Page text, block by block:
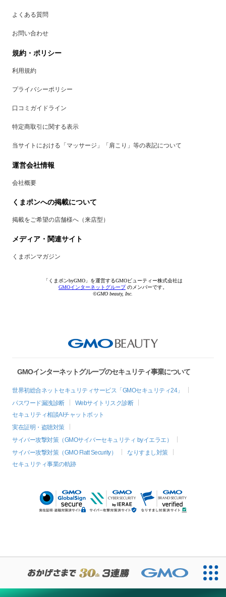
よくある質問
お問い合わせ
規約・ポリシー
利用規約
プライバシーポリシー
口コミガイドライン
特定商取引に関する表示
当サイトにおける「マッサージ」「肩こり」等の表記について
運営会社情報
会社概要
くまポンへの掲載について
掲載をご希望の店舗様へ（来店型）
メディア・関連サイト
くまポンマガジン
「くまポンbyGMO」を運営するGMOビューティー株式会社は
GMOインターネットグループのメンバーです。
©GMO beauty, Inc.
GMOインターネットグループのセキュリティ事業について
世界初総合ネットセキュリティサービス「GMOセキュリティ24」
パスワード漏洩診断
Webサイトリスク診断
セキュリティ相談AIチャットボット
実在証明・盗聴対策
サイバー攻撃対策（GMOサイバーセキュリティ byイエラエ）
サイバー攻撃対策（GMO Flatt Security）
なりすまし対策
セキュリティ事業の軌跡